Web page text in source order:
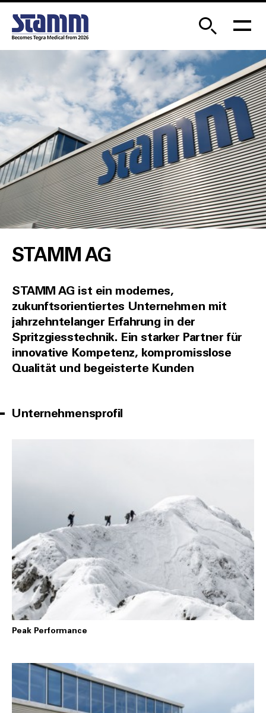
STAMM AG
STAMM AG ist ein modernes,
zukunftsorientiertes Unternehmen mit
jahrzehntelanger Erfahrung in der
Spritzgiesstechnik. Ein starker Partner für
innovative Kompetenz, kompromisslose
Qualität und begeisterte Kunden
Unternehmensprofil
Peak Performance